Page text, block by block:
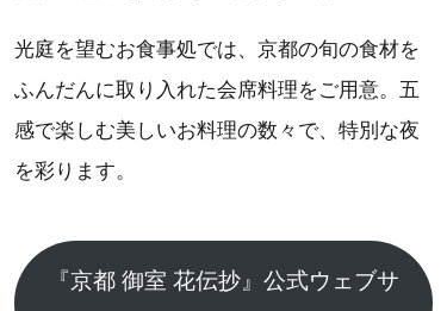
光庭を望むお食事処では、京都の旬の食材を
ふんだんに取り入れた会席料理をご用意。五
感で楽しむ美しいお料理の数々で、特別な夜
を彩ります。
『京都 御室 花伝抄』公式ウェブサ